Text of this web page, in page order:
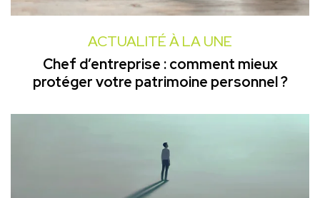
ACTUALITÉ À LA UNE
Chef d’entreprise : comment mieux
protéger votre patrimoine personnel ?